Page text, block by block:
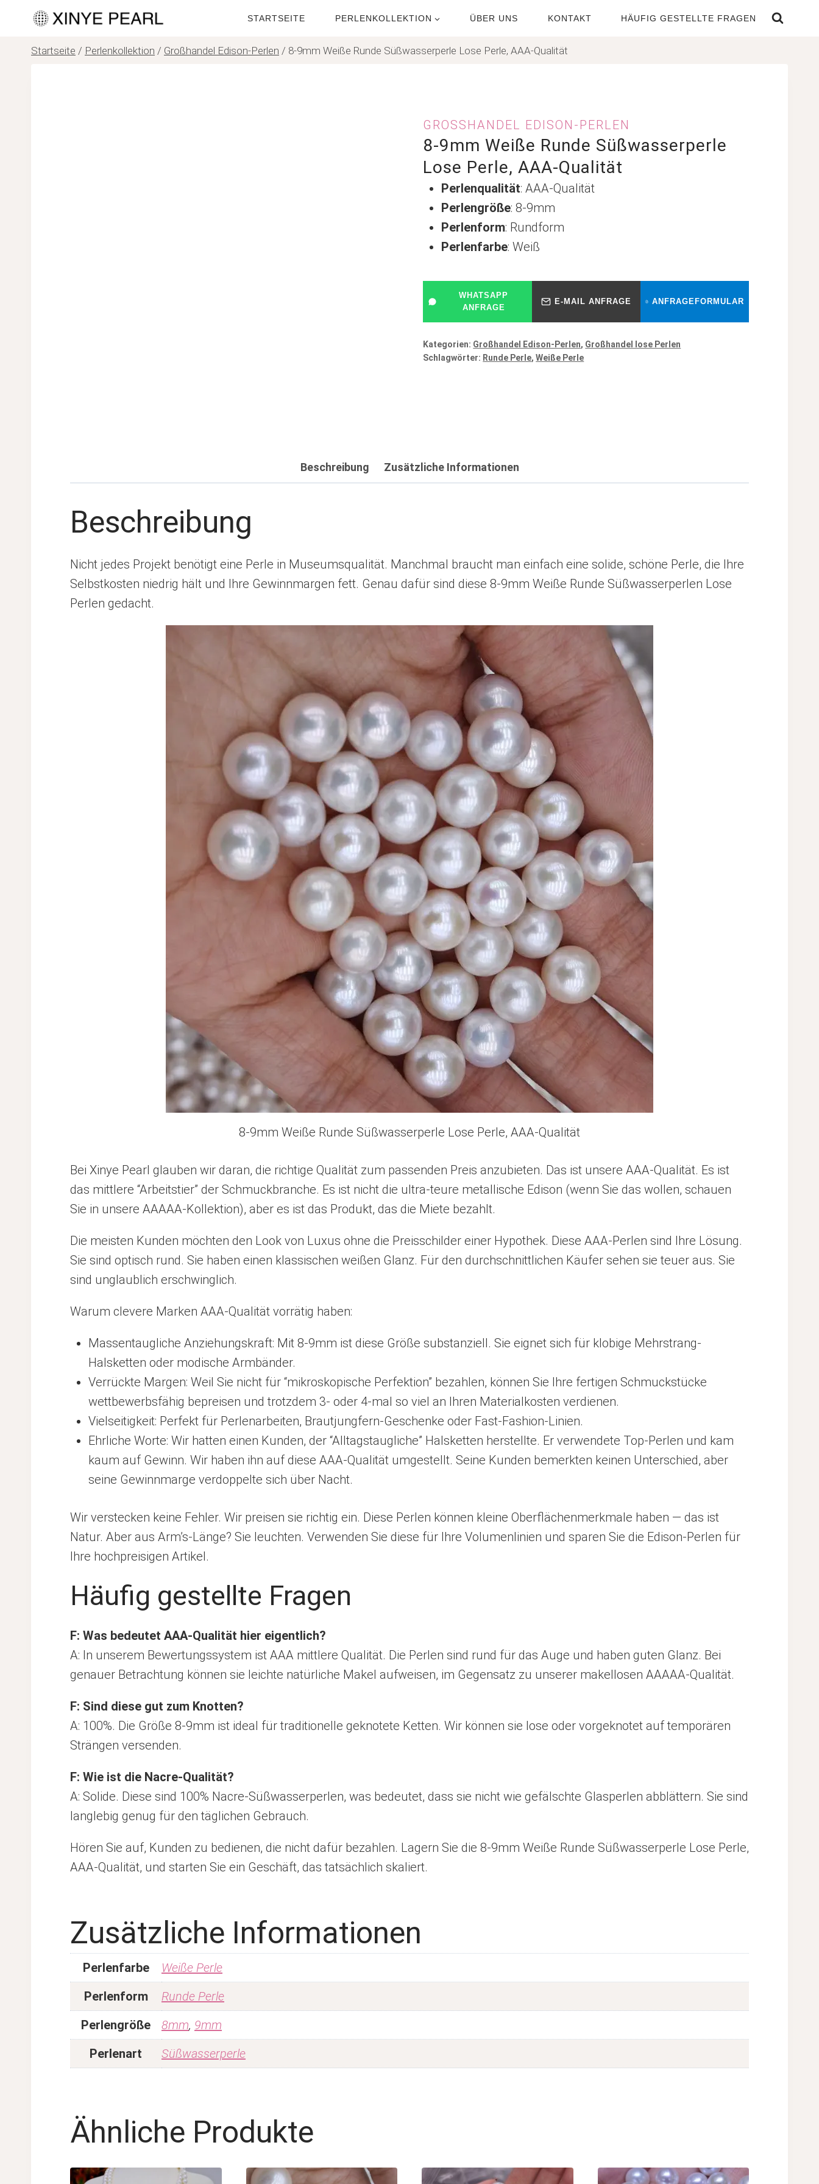
springen
STARTSEITE PERLENKOLLEKTION ÜBER UNS KONTAKT HÄUFIG GESTELLTE FRAGEN
Startseite / Perlenkollektion / Großhandel Edison-Perlen / 8-9mm Weiße Runde Süßwasserperle Lose Perle, AAA-Qualität
GROSSHANDEL EDISON-PERLEN
8-9mm Weiße Runde Süßwasserperle
Lose Perle, AAA-Qualität
Perlenqualität: AAA-Qualität
Perlengröße: 8-9mm
Perlenform: Rundform
Perlenfarbe: Weiß
WHATSAPP
ANFRAGE
E-MAIL ANFRAGE ANFRAGEFORMULAR
Kategorien: Großhandel Edison-Perlen, Großhandel lose Perlen
Schlagwörter: Runde Perle,Weiße Perle
Beschreibung Zusätzliche Informationen
Beschreibung
Nicht jedes Projekt benötigt eine Perle in Museumsqualität. Manchmal braucht man einfach eine solide, schöne Perle, die Ihre
Selbstkosten niedrig hält und Ihre Gewinnmargen fett. Genau dafür sind diese 8-9mm Weiße Runde Süßwasserperlen Lose
Perlen gedacht.
8-9mm Weiße Runde Süßwasserperle Lose Perle, AAA-Qualität
Bei Xinye Pearl glauben wir daran, die richtige Qualität zum passenden Preis anzubieten. Das ist unsere AAA-Qualität. Es ist
das mittlere “Arbeitstier” der Schmuckbranche. Es ist nicht die ultra-teure metallische Edison (wenn Sie das wollen, schauen
Sie in unsere AAAAA-Kollektion), aber es ist das Produkt, das die Miete bezahlt.
Die meisten Kunden möchten den Look von Luxus ohne die Preisschilder einer Hypothek. Diese AAA-Perlen sind Ihre Lösung.
Sie sind optisch rund. Sie haben einen klassischen weißen Glanz. Für den durchschnittlichen Käufer sehen sie teuer aus. Sie
sind unglaublich erschwinglich.
Warum clevere Marken AAA-Qualität vorrätig haben:
Massentaugliche Anziehungskraft: Mit 8-9mm ist diese Größe substanziell. Sie eignet sich für klobige Mehrstrang-
Halsketten oder modische Armbänder.
Verrückte Margen: Weil Sie nicht für “mikroskopische Perfektion” bezahlen, können Sie Ihre fertigen Schmuckstücke
wettbewerbsfähig bepreisen und trotzdem 3- oder 4-mal so viel an Ihren Materialkosten verdienen.
Vielseitigkeit: Perfekt für Perlenarbeiten, Brautjungfern-Geschenke oder Fast-Fashion-Linien.
Ehrliche Worte: Wir hatten einen Kunden, der “Alltagstaugliche” Halsketten herstellte. Er verwendete Top-Perlen und kam
kaum auf Gewinn. Wir haben ihn auf diese AAA-Qualität umgestellt. Seine Kunden bemerkten keinen Unterschied, aber
seine Gewinnmarge verdoppelte sich über Nacht.
Wir verstecken keine Fehler. Wir preisen sie richtig ein. Diese Perlen können kleine Oberflächenmerkmale haben — das ist
Natur. Aber aus Arm’s-Länge? Sie leuchten. Verwenden Sie diese für Ihre Volumenlinien und sparen Sie die Edison-Perlen für
Ihre hochpreisigen Artikel.
Häufig gestellte Fragen
F: Was bedeutet AAA-Qualität hier eigentlich?
A: In unserem Bewertungssystem ist AAA mittlere Qualität. Die Perlen sind rund für das Auge und haben guten Glanz. Bei
genauer Betrachtung können sie leichte natürliche Makel aufweisen, im Gegensatz zu unserer makellosen AAAAA-Qualität.
F: Sind diese gut zum Knotten?
A: 100%. Die Größe 8-9mm ist ideal für traditionelle geknotete Ketten. Wir können sie lose oder vorgeknotet auf temporären
Strängen versenden.
F: Wie ist die Nacre-Qualität?
A: Solide. Diese sind 100% Nacre-Süßwasserperlen, was bedeutet, dass sie nicht wie gefälschte Glasperlen abblättern. Sie sind
langlebig genug für den täglichen Gebrauch.
Hören Sie auf, Kunden zu bedienen, die nicht dafür bezahlen. Lagern Sie die 8-9mm Weiße Runde Süßwasserperle Lose Perle,
AAA-Qualität, und starten Sie ein Geschäft, das tatsächlich skaliert.
Zusätzliche Informationen
Perlenfarbe
Weiße Perle
Perlenform
Runde Perle
Perlengröße
8mm, 9mm
Perlenart
Süßwasserperle
Ähnliche Produkte